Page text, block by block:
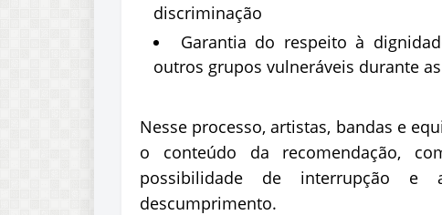
discriminação
Garantia do respeito à
outros grupos vulneráveis durante
Nesse processo, artistas, bandas e
o conteúdo da recomendação,
possibilidade de interrupção
descumprimento.